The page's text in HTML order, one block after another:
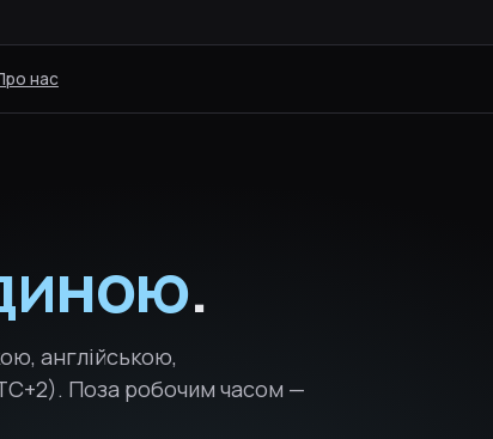
нас
.
англійською,
Поза робочим часом —